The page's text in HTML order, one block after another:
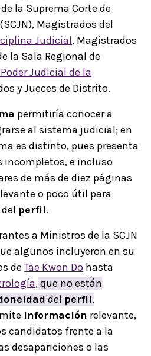
la Suprema Corte de
Magistrados del
Judicial, Magistrados
la Sala Regional de
Judicial de la
y Jueces de Distrito.
permitiría conocer a
al sistema judicial; en
es distinto, pues presenta
incompletos, e incluso
de más de diez páginas
o poco útil para
del perfil.
a Ministros de la SCJN
algunos incluyeron en su
de Tae Kwon Do hasta
,que no están
del perfil.
información relevante,
candidatos frente a la
desapariciones o las